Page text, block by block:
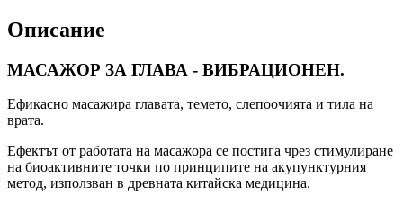
Описание
МАСАЖОР ЗА ГЛАВА - ВИБРАЦИОНЕН.
Ефикасно масажира главата, темето, слепоочията и тила на
врата.
Ефектът от работата на масажора се постига чрез стимулиране
на биоактивните точки по принципите на акупунктурния
метод, използван в древната китайска медицина.